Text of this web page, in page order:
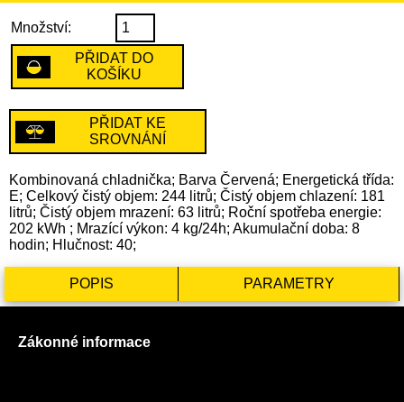
Množství:
PŘIDAT DO
KOŠÍKU
PŘIDAT KE
SROVNÁNÍ
Kombinovaná chladnička; Barva Červená; Energetická třída:
E; Celkový čistý objem: 244 litrů; Čistý objem chlazení: 181
litrů; Čistý objem mrazení: 63 litrů; Roční spotřeba energie:
202 kWh ; Mrazící výkon: 4 kg/24h; Akumulační doba: 8
hodin; Hlučnost: 40;
POPIS PARAMETRY
Zákonné informace